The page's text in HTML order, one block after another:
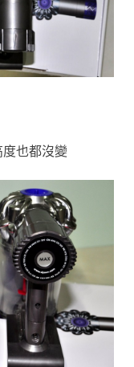
也都沒變